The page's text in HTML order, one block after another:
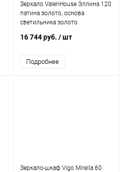
Зеркало ValenHouse Эллина 120
патина золото, основа
светильника золото
16 744 руб. / шт
Подробнее
Зеркало-шкаф Vigo Mirella 60